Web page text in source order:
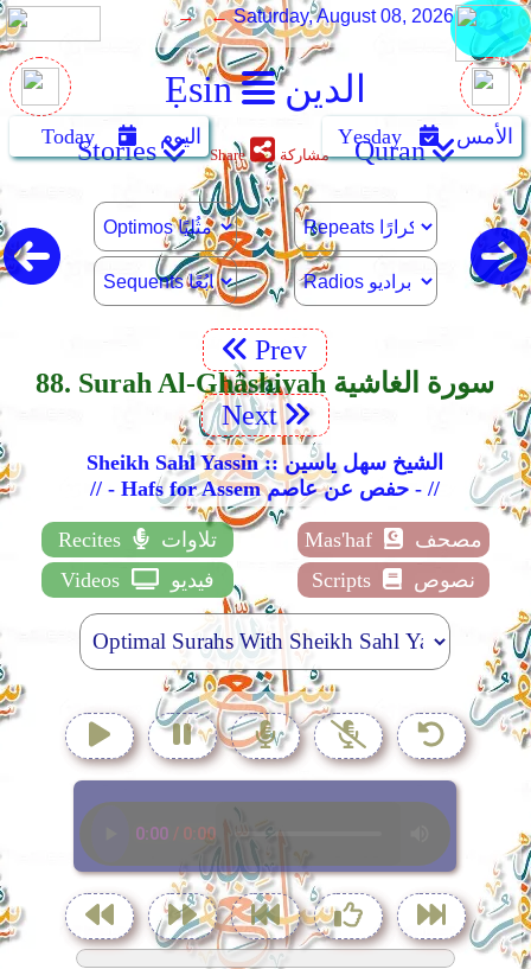
Ẹsin الدين
→ ← Saturday, August 08, 2026
Today اليوم Yẹsday الأمس Stories Share مشاركة Quran
Prev
88. Surah Al-Ghâshiyah سورة الغاشية
Next
Sheikh Sahl Yassin :: الشيخ سهل ياسين
// - Hafs for Assem حفص عن عاصم - //
Recites تلاوات Mas'haf
مصحف
Videos
فيديو Scripts نصوص